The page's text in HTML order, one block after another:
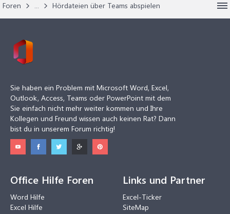
Foren ... Hördateien über Teams abspielen
Sie haben ein Problem mit Microsoft Word, Excel,
Outlook, Access, Teams oder PowerPoint mit dem
Sie einfach nicht mehr weiter kommen und Ihre
Kollegen und Freund wissen auch keinen Rat? Dann
bist du in unserem Forum richtig!
Office Hilfe Foren
Word Hilfe
Excel Hilfe
Links und Partner
Excel-Ticker
SiteMap